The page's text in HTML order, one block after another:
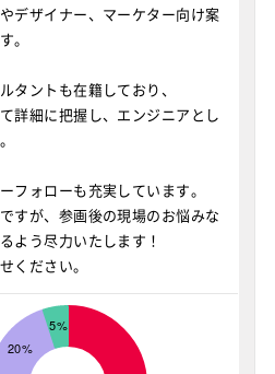
デザイナー、マーケター向け案
。
タントも在籍しており、
詳細に把握し、エンジニアとし
フォローも充実しています。
すが、参画後の現場のお悩みな
よう尽力いたします！
ください。